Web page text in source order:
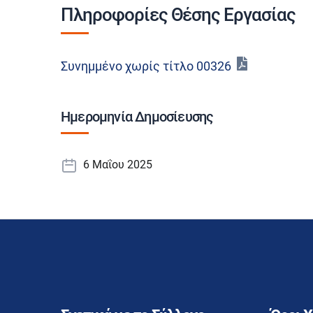
Πληροφορίες Θέσης Εργασίας
Συνημμένο χωρίς τίτλο 00326
Ημερομηνία Δημοσίευσης
6 Μαΐου 2025